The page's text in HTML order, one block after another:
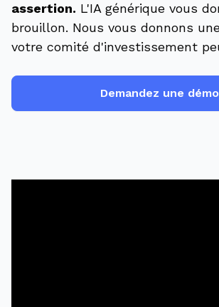
assertion. L'IA générique vous
brouillon. Nous vous donnons
votre comité d'investissement
Demandez une démo